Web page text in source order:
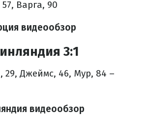
Варга, 90
видеообзор
3:1
29, Джеймс, 46, Мур, 84 –
видеообзор